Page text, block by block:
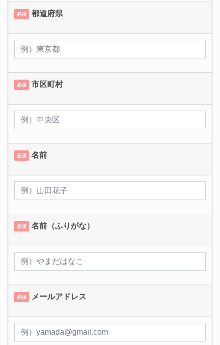
必須 都道府県
必須 市区町村
必須 名前
必須 名前（ふりがな）
必須 メールアドレス